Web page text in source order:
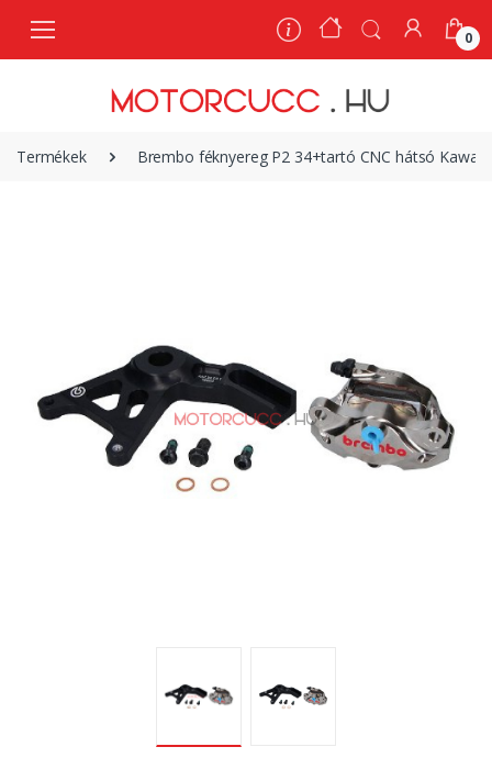
0
Termékek Brembo féknyereg P2 34+tartó CNC hátsó Kawa
0